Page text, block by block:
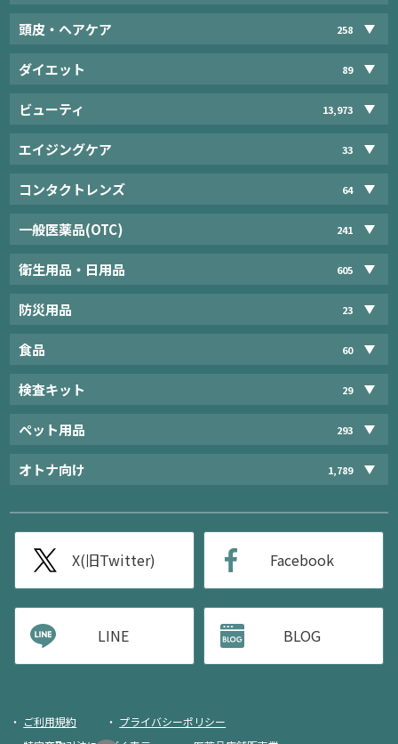
頭皮・ヘアケア 258
ダイエット 89
ビューティ 13,973
エイジングケア 33
コンタクトレンズ 64
一般医薬品(OTC) 241
衛生用品・日用品 605
防災用品 23
食品 60
検査キット 29
ペット用品 293
オトナ向け 1,789
X(旧Twitter) Facebook
LINE BLOG
ご利用規約
プライバシーポリシー